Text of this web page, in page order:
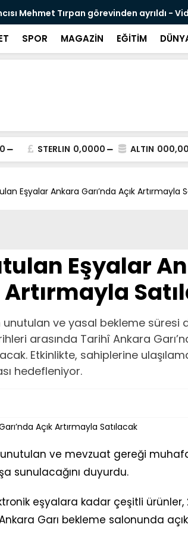
Mehmet Tırpan görevinden ayrıldı -
SPOR MAGAZİN EĞİTİM
STERLIN 0,0000 ALTIN 000,00
Eşyalar Ankara Garı’nda Açık Artırmayla
Eşyalar
Artırmayla
ve yasal bekleme süresi
arasında Tarihî Ankara
Etkinlikte, sahiplerine
hedefleniyor.
unutulan ve mevzuat gereği
sunulacağını duyurdu.
eşyalara kadar çeşitli ürünler,
Garı bekleme salonunda